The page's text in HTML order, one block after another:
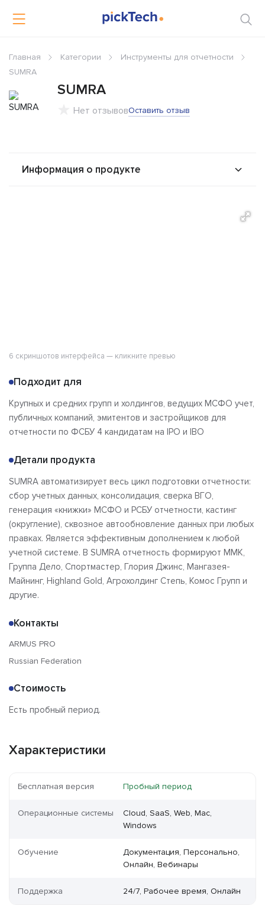
Главная Категории
Инструменты для отчетности
SUMRA
SUMRA
Нет отзывовОставить отзыв
Информация о продукте
6 скриншотов интерфейса — кликните превью
Подходит для
Крупных и средних групп и холдингов, ведущих МСФО учет,
публичных компаний, эмитентов и застройщиков для
отчетности по ФСБУ 4 кандидатам на IPO и IBO
Детали продукта
SUMRA автоматизирует весь цикл подготовки отчетности:
сбор учетных данных, консолидация, сверка ВГО,
генерация «книжки» МСФО и РСБУ отчетности, кастинг
(округление), сквозное автообновление данных при любых
правках. Является эффективным дополнением к любой
учетной системе. В SUMRA отчетность формируют ММК,
Группа Дело, Спортмастер, Глория Джинс, Мангазея-
Майнинг, Highland Gold, Агрохолдинг Степь, Комос Групп и
другие.
Контакты
ARMUS PRO
Russian Federation
Стоимость
Есть пробный период.
Характеристики
Бесплатная версия Пробный период
Операционные системы
Cloud, SaaS, Web, Mac,
Windows
Обучение
Документация, Персонально,
Онлайн, Вебинары
Поддержка 24/7, Рабочее время, Онлайн